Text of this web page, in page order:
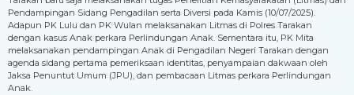
Pendampingan Sidang Pengadilan serta Diversi pada Kamis (10/07/2025).
Adapun PK Lulu dan PK Wulan melaksanakan Litmas di Polres Tarakan
dengan kasus Anak perkara Perlindungan Anak. Sementara itu, PK Mita
melaksanakan pendampingan Anak di Pengadilan Negeri Tarakan dengan
agenda sidang pertama pemeriksaan identitas, penyampaian dakwaan oleh
Jaksa Penuntut Umum (JPU), dan pembacaan Litmas perkara Perlindungan
Anak.